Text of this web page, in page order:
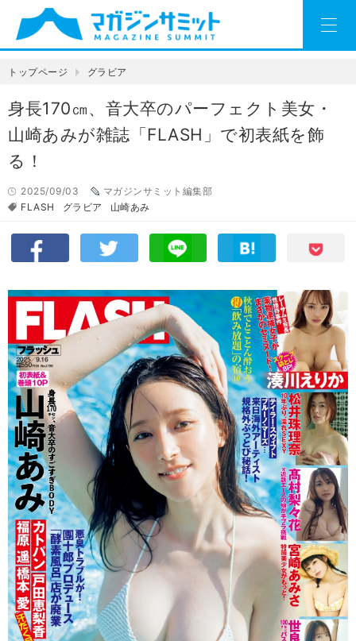
トップページ グラビア
身長170㎝、音大卒のパーフェクト美女・
山崎あみが雑誌「FLASH」で初表紙を飾
る！
2025/09/03
マガジンサミット編集部
FLASH
グラビア 山崎あみ